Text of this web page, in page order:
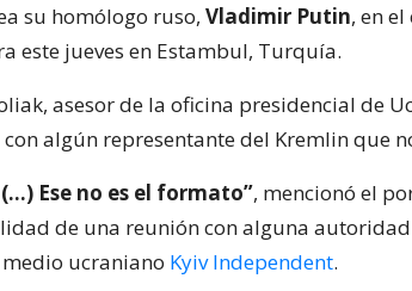
su homólogo ruso, Vladimir Putin, en
este jueves en Estambul, Turquía.
asesor de la oficina presidencial de
con algún representante del Kremlin que
Ese no es el formato”, mencionó el
de una reunión con alguna
ucraniano Kyiv Independent.